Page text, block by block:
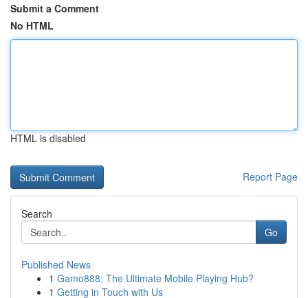
Submit a Comment
No HTML
HTML is disabled
Report Page
Search
Go
Published News
1 Gamo888: The Ultimate Mobile Playing Hub?
1 Getting in Touch with Us